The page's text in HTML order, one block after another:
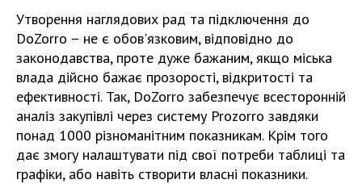
Утворення наглядових рад та підключення до
DoZorro – не є обов'язковим, відповідно до
законодавства, проте дуже бажаним, якщо міська
влада дійсно бажає прозорості, відкритості та
ефективності. Так, DoZorro забезпечує всесторонній
аналіз закупівлі через систему Prozorro завдяки
понад 1000 різноманітним показникам. Крім того
дає змогу налаштувати під свої потреби таблиці та
графіки, або навіть створити власні показники.